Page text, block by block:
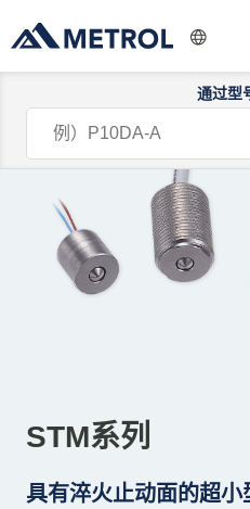
通过型
STM系列
具有淬火止动面的超小